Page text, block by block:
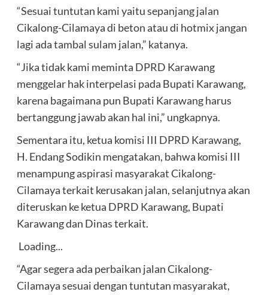
“Sesuai tuntutan kami yaitu sepanjang jalan
Cikalong-Cilamaya di beton atau di hotmix jangan
lagi ada tambal sulam jalan,” katanya.
“Jika tidak kami meminta DPRD Karawang
menggelar hak interpelasi pada Bupati Karawang,
karena bagaimana pun Bupati Karawang harus
bertanggung jawab akan hal ini,” ungkapnya.
Sementara itu, ketua komisi III DPRD Karawang,
H. Endang Sodikin mengatakan, bahwa komisi III
menampung aspirasi masyarakat Cikalong-
Cilamaya terkait kerusakan jalan, selanjutnya akan
diteruskan ke ketua DPRD Karawang, Bupati
Karawang dan Dinas terkait.
Loading...
“Agar segera ada perbaikan jalan Cikalong-
Cilamaya sesuai dengan tuntutan masyarakat,